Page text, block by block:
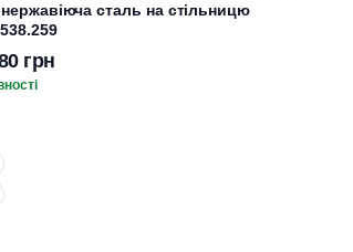
сталь на стільницю
грн